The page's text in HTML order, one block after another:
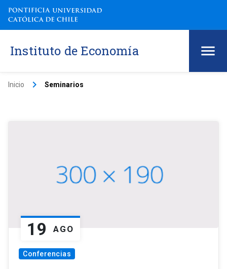
Instituto de Economía
Inicio keyboard_arrow_right Seminarios
19 AGO
Conferencias